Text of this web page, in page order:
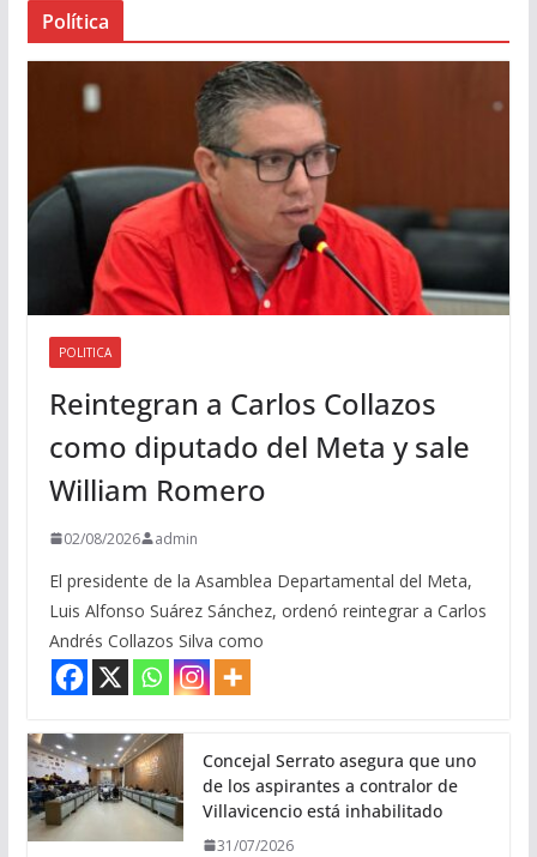
Política
POLITICA
Reintegran a Carlos Collazos
como diputado del Meta y sale
William Romero
02/08/2026 admin
El presidente de la Asamblea Departamental del Meta,
Luis Alfonso Suárez Sánchez, ordenó reintegrar a Carlos
Andrés Collazos Silva como
Concejal Serrato asegura que uno
de los aspirantes a contralor de
Villavicencio está inhabilitado
31/07/2026